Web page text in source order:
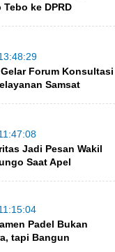
ke DPRD
Forum Konsultasi
Samsat
Jadi Pesan Wakil
Saat Apel
Padel Bukan
tapi Bangun